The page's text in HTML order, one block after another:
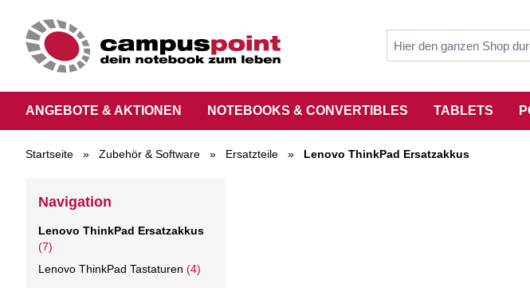
ANGEBOTE & AKTIONEN NOTEBOOKS & CONVERTIBLES TABLETS
Startseite » Zubehör & Software » Ersatzteile » Lenovo ThinkPad Ersatzakkus
Navigation
Lenovo ThinkPad Ersatzakkus
(7)
Lenovo ThinkPad Tastaturen (4)